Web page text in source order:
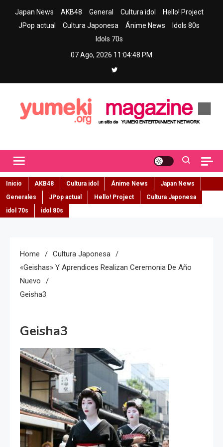
Japan News AKB48 General Cultura idol
Hello! Project
JPop actual
Cultura Japonesa Ánime News
Idols 80s
Idols 70s
07 Ago, 2026 11:04:49 PM
Inicio AKB48 Cultura idol Ánime News
Japan News
Generales
JPop actual Hello! Project
Cultura Japonesa
idol 70s
idol 80s
Home
Cultura Japonesa
«Geishas» Y Aprendices Realizan Ceremonia De Año
Nuevo
Geisha3
Geisha3